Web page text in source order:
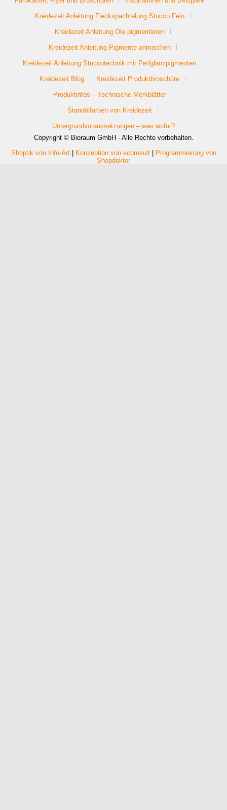
Kreidezeit Anleitung Fleckspachtelung Stucco Fein
Kreidezeit Anleitung Öle pigmentieren
Kreidezeit Anleitung Pigmente anmischen
Kreidezeit Anleitung Stuccotechnik mit Perlglanzpigmenten
Kreidezeit Blog Kreidezeit Produktbroschüre
Produktinfos – Technische Merkblätter
Standölfarben von Kreidezeit
Untergrundvoraussetzungen – was wofür?
Copyright © Bioraum GmbH - Alle Rechte vorbehalten.
Shoptik von Info-Art| Konzeption von ecomsult|
Programmierung von
Shopdoktor